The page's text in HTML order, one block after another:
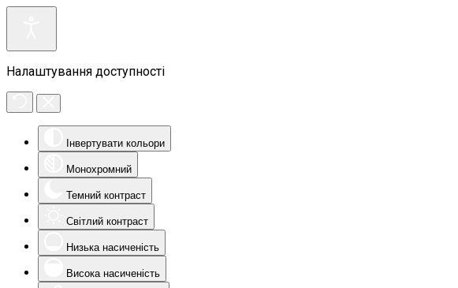
Налаштування доступності
Інвертувати кольори
Монохромний
Темний контраст
Світлий контраст
Низька насиченість
Висока насиченість